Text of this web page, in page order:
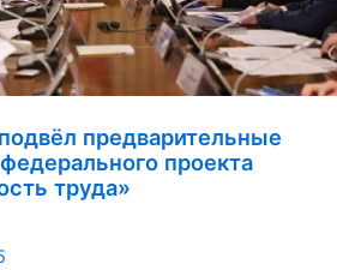
предварительные
проекта
труда»